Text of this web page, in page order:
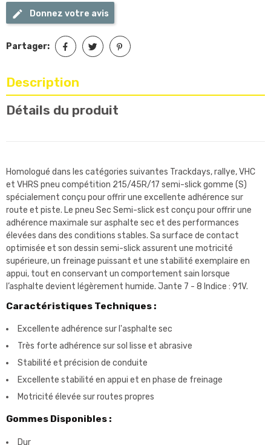
Donnez votre avis
Partager:
Description
Détails du produit
Homologué dans les catégories suivantes Trackdays, rallye, VHC
et VHRS pneu compétition 215/45R/17 semi-slick gomme (S)
spécialement conçu pour offrir une excellente adhérence sur
route et piste. Le pneu Sec Semi-slick est conçu pour offrir une
adhérence maximale sur asphalte sec et des performances
élevées dans des conditions stables. Sa surface de contact
optimisée et son dessin semi-slick assurent une motricité
supérieure, un freinage puissant et une stabilité exemplaire en
appui, tout en conservant un comportement sain lorsque
l’asphalte devient légèrement humide. Jante 7 - 8 Indice : 91V.
Caractéristiques Techniques :
Excellente adhérence sur l'asphalte sec
Très forte adhérence sur sol lisse et abrasive
Stabilité et précision de conduite
Excellente stabilité en appui et en phase de freinage
Motricité élevée sur routes propres
Gommes Disponibles :
Dur